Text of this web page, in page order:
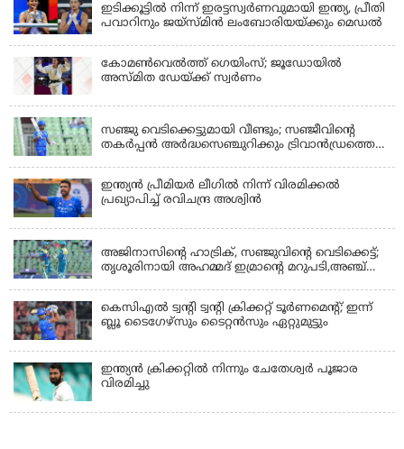
ഇടിക്കൂട്ടിൽ നിന്ന് ഇരട്ടസ്വർണവുമായി ഇന്ത്യ, പ്രീതി
പവാറിനും ജയ്സ്മിന്‍ ലംബോരിയയ്ക്കും മെഡൽ
കോമണ്‍വെല്‍ത്ത് ഗെയിംസ്; ജൂഡോയിൽ
അസ്മിത ഡേയ്ക്ക് സ്വർണം
സഞ്ജു വെടിക്കെട്ടുമായി വീണ്ടും; സഞ്ജീവിന്‍റെ
തകർപ്പൻ അർദ്ധസെഞ്ചുറിക്കും ട്രിവാൻഡ്രത്തെ
ഇന്ത്യന്‍ പ്രീമിയര്‍ ലീഗില്‍ നിന്ന് വിരമിക്കല്‍
പ്രഖ്യാപിച്ച് രവിചന്ദ്ര അശ്വിന്‍
അജിനാസിന്റെ ഹാട്രിക്, സഞ്ജുവിന്റെ വെടിക്കെട്ട്;
തൃശൂരിനായി അഹമ്മദ് ഇമ്രാന്റെ മറുപടി,അഞ്ച്
കെസിഎൽ ട്വൻ്റി ട്വൻ്റി ക്രിക്കറ്റ് ടൂർണമെൻ്റ്; ഇന്ന്
ബ്ലൂ ടൈഗേഴ്സും ടൈറ്റൻസും ഏറ്റുമുട്ടും
ഇന്ത്യന്‍ ക്രിക്കറ്റിൽ നിന്നും ചേതേശ്വര്‍ പൂജാര
വിരമിച്ചു